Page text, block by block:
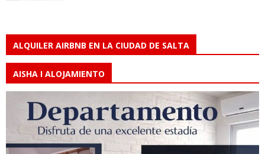
ALQUILER AIRBNB EN LA CIUDAD DE SALTA
AISHA I ALOJAMIENTO